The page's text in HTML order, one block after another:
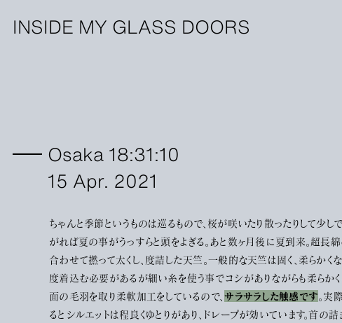
INSIDE MY GLASS DOORS
Osaka 18:31:10
15 Apr. 2021
ちゃんと季節というものは巡るもので、桜が咲いたり散ったりして少し
がれば夏の事がうっすらと頭をよぎる。あと数ヶ月後に夏到来。超長
合わせて撚って太くし、度詰した天竺。一般的な天竺は固く、柔らかく
度着込む必要があるが細い糸を使う事でコシがありながらも柔らかく
面の毛羽を取り柔軟加工をしているので、サラサラした触感です。実
るとシルエットは程良くゆとりがあり、ドレープが効いています。首の